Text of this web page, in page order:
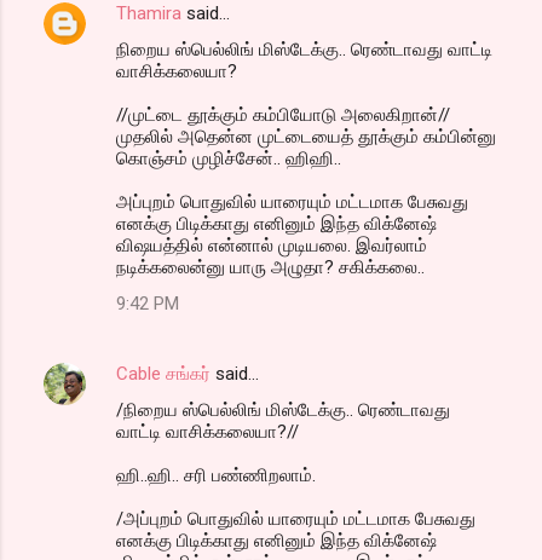
Thamira said…
நிறைய ஸ்பெல்லிங் மிஸ்டேக்கு.. ரெண்டாவது வாட்டி
வாசிக்கலையா?
//முட்டை தூக்கும் கம்பியோடு அலைகிறான்//
முதலில் அதென்ன முட்டையைத் தூக்கும் கம்பின்னு
கொஞ்சம் முழிச்சேன்.. ஹிஹி..
அப்புறம் பொதுவில் யாரையும் மட்டமாக பேசுவது
எனக்கு பிடிக்காது எனினும் இந்த விக்னேஷ்
விஷயத்தில் என்னால் முடியலை. இவர்லாம்
நடிக்கலைன்னு யாரு அழுதா? சகிக்கலை..
9:42 PM
Cable சங்கர் said…
/நிறைய ஸ்பெல்லிங் மிஸ்டேக்கு.. ரெண்டாவது
வாட்டி வாசிக்கலையா?//
ஹி..ஹி.. சரி பண்ணிறலாம்.
/அப்புறம் பொதுவில் யாரையும் மட்டமாக பேசுவது
எனக்கு பிடிக்காது எனினும் இந்த விக்னேஷ்